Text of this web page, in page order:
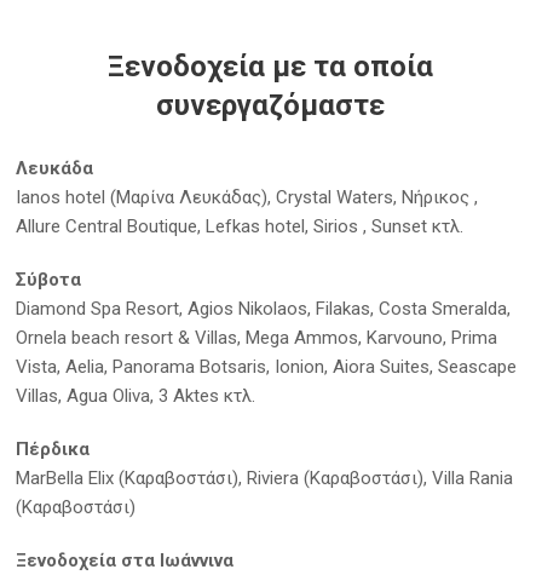
Ξενοδοχεία με τα οποία
συνεργαζόμαστε
Λευκάδα
Ianos hotel (Μαρίνα Λευκάδας), Crystal Waters, Νήρικος ,
Allure Central Boutique, Lefkas hotel, Sirios , Sunset κτλ.
Σύβοτα
Diamond Spa Resort, Agios Nikolaos, Filakas, Costa Smeralda,
Ornela beach resort & Villas, Mega Ammos, Karvouno, Prima
Vista, Aelia, Panorama Botsaris, Ionion, Aiora Suites, Seascape
Villas, Agua Oliva, 3 Aktes κτλ.
Πέρδικα
MarBella Elix (Καραβοστάσι), Riviera (Kαραβοστάσι), Villa Rania
(Καραβοστάσι)
Ξενοδοχεία στα Ιωάννινα